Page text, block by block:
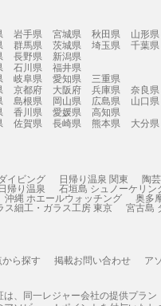
岩手県 宮城県 秋田県 山形県
群馬県 茨城県 埼玉県 千葉県
長野県
新潟県
石川県
福井県
岐阜県 愛知県
三重県
京都府 大阪府 兵庫県 奈良県
島根県 岡山県 広島県
山口県
香川県 愛媛県
高知県
佐賀県 長崎県 熊本県 大分県
イビング 日帰り温泉 関東 陶
帰り温泉 石垣島 シュノーケリン
沖縄 ホエールウォッチング 奥多
ス細工・ガラス工房 東京 宮古島
ら探す 掲載お問い合わせ ア
、同一レジャー会社の提供プラ